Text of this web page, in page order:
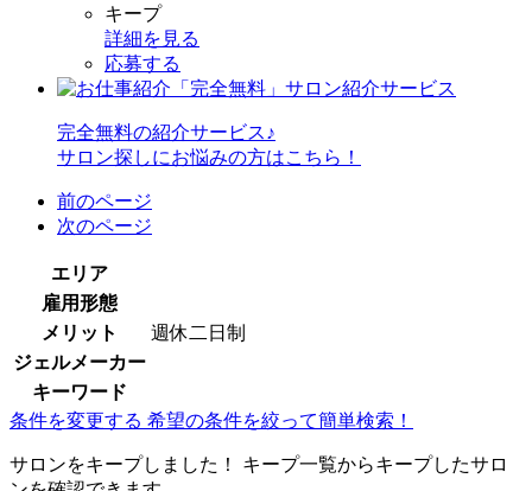
キープ
詳細を見る
応募する
完全無料の紹介サービス♪
サロン探しにお悩みの方はこちら！
前のページ
次のページ
エリア
雇用形態
メリット
週休二日制
ジェルメーカー
キーワード
条件を変更する 希望の条件を絞って簡単検索！
サロンをキープしました！ キープ一覧からキープしたサロ